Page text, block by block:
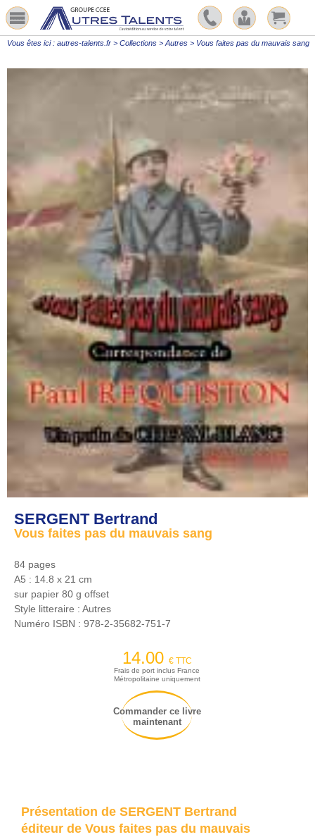
Vous êtes ici : autres-talents.fr > Collections > Autres > Vous faites pas du mauvais sang
SERGENT Bertrand
Vous faites pas du mauvais sang
84 pages
A5 : 14.8 x 21 cm
sur papier 80 g offset
Style litteraire : Autres
Numéro ISBN : 978-2-35682-751-7
14.00 € TTC
Frais de port inclus France
Métropolitaine uniquement
Commander ce livre
maintenant
Présentation de SERGENT Bertrand
éditeur de Vous faites pas du mauvais